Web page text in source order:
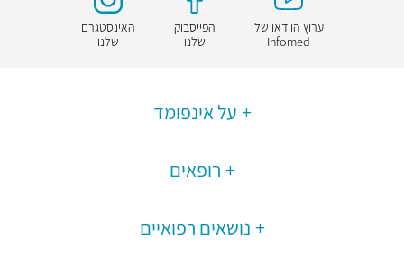
ערוץ הוידאו של
Infomed
הפייסבוק
שלנו
האינסטגרם
שלנו
על אינפומד
רופאים
נושאים רפואיים